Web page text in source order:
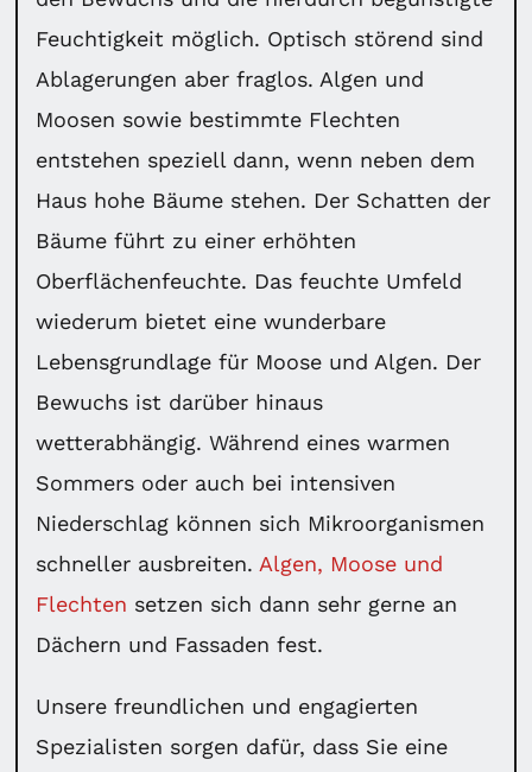
Feuchtigkeit möglich. Optisch störend sind
Ablagerungen aber fraglos. Algen und
Moosen sowie bestimmte Flechten
entstehen speziell dann, wenn neben dem
Haus hohe Bäume stehen. Der Schatten der
Bäume führt zu einer erhöhten
Oberflächenfeuchte. Das feuchte Umfeld
wiederum bietet eine wunderbare
Lebensgrundlage für Moose und Algen. Der
Bewuchs ist darüber hinaus
wetterabhängig. Während eines warmen
Sommers oder auch bei intensiven
Niederschlag können sich Mikroorganismen
schneller ausbreiten. Algen, Moose und
Flechten setzen sich dann sehr gerne an
Dächern und Fassaden fest.
Unsere freundlichen und engagierten
Spezialisten sorgen dafür, dass Sie eine